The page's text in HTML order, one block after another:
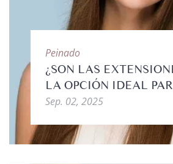
Peinado
¿SON LAS
LA OPCIÓN IDEAL
Sep. 02, 2025